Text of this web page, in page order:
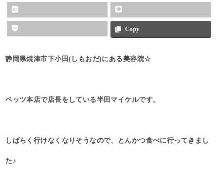
Copy
静岡県焼津市下小田(しもおだ)にある美容院☆
ペッツ本店で店長をしている半田マイケルです。
しばらく行けなくなりそうなので、とんかつ食べに行ってきまし
た♪